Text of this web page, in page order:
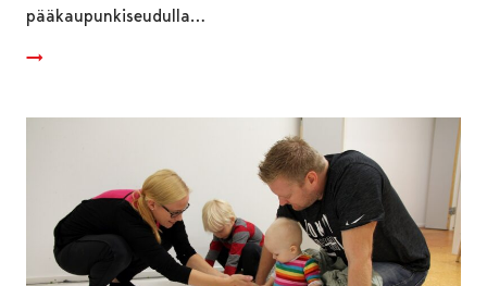
pääkaupunkiseudulla…